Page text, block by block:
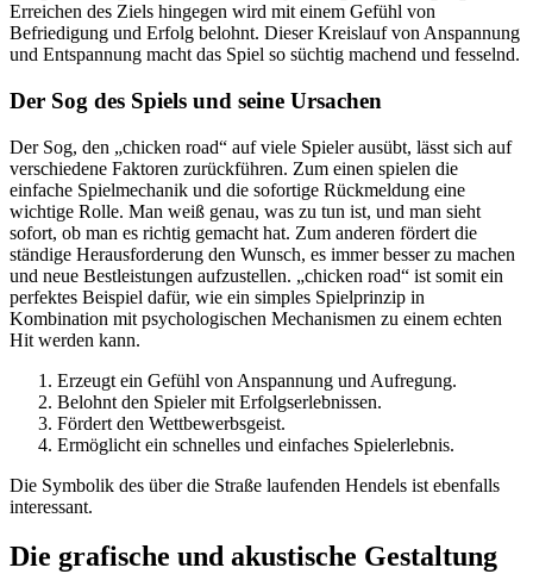
Erreichen des Ziels hingegen wird mit einem Gefühl von
Befriedigung und Erfolg belohnt. Dieser Kreislauf von Anspannung
und Entspannung macht das Spiel so süchtig machend und fesselnd.
Der Sog des Spiels und seine Ursachen
Der Sog, den „chicken road“ auf viele Spieler ausübt, lässt sich auf
verschiedene Faktoren zurückführen. Zum einen spielen die
einfache Spielmechanik und die sofortige Rückmeldung eine
wichtige Rolle. Man weiß genau, was zu tun ist, und man sieht
sofort, ob man es richtig gemacht hat. Zum anderen fördert die
ständige Herausforderung den Wunsch, es immer besser zu machen
und neue Bestleistungen aufzustellen. „chicken road“ ist somit ein
perfektes Beispiel dafür, wie ein simples Spielprinzip in
Kombination mit psychologischen Mechanismen zu einem echten
Hit werden kann.
Erzeugt ein Gefühl von Anspannung und Aufregung.
Belohnt den Spieler mit Erfolgserlebnissen.
Fördert den Wettbewerbsgeist.
Ermöglicht ein schnelles und einfaches Spielerlebnis.
Die Symbolik des über die Straße laufenden Hendels ist ebenfalls
interessant.
Die grafische und akustische Gestaltung